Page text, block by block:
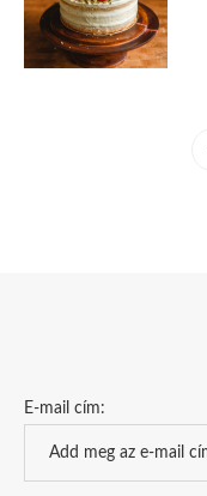
E-mail cím: